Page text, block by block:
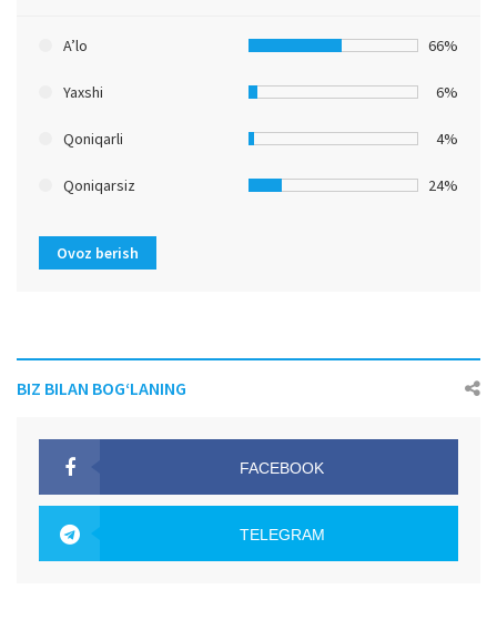
A’lo 66%
Yaxshi 6%
Qoniqarli 4%
Qoniqarsiz 24%
Ovoz berish
BIZ BILAN BOG‘LANING
FACEBOOK
TELEGRAM